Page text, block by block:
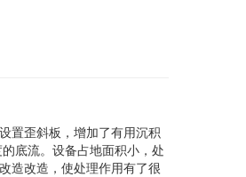
置歪斜板，增加了有用沉积
底流。设备占地面积小，处
造改造，使处理作用有了很